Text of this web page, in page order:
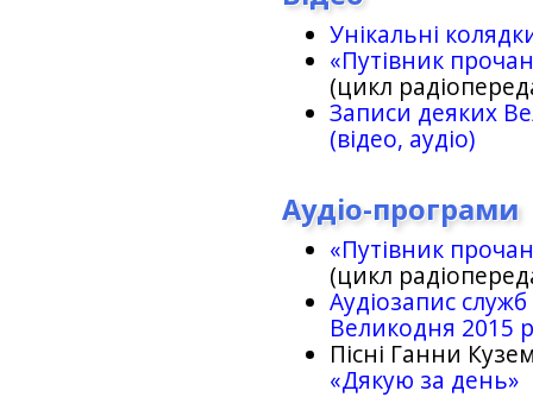
Унікальні
«Путівник
(цикл
Записи деяких
(відео, аудіо)
Аудіо-програми
«Путівник
(цикл
Аудіозапис
Великодня 2015
Пісні Ганни
«Дякую за день»